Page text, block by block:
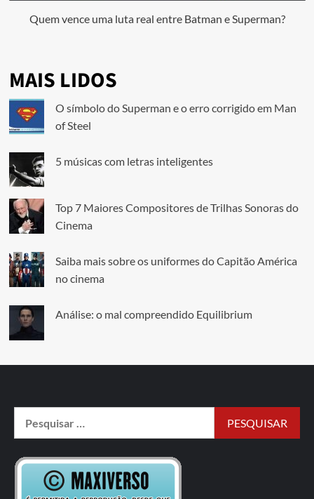
Quem vence uma luta real entre Batman e Superman?
MAIS LIDOS
O símbolo do Superman e o erro corrigido em Man
of Steel
5 músicas com letras inteligentes
Top 7 Maiores Compositores de Trilhas Sonoras do
Cinema
Saiba mais sobre os uniformes do Capitão América
no cinema
Análise: o mal compreendido Equilibrium